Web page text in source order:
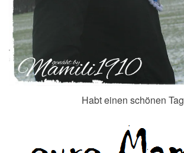
Habt einen schönen Tag